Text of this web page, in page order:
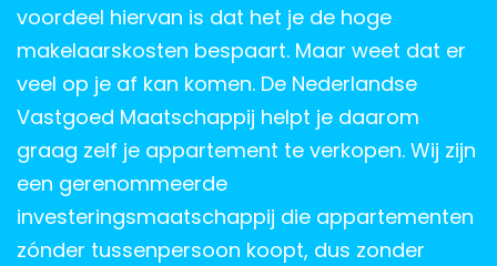
voordeel hiervan is dat het je de hoge
makelaarskosten bespaart. Maar weet dat er
veel op je af kan komen. De Nederlandse
Vastgoed Maatschappij helpt je daarom
graag zelf je appartement te verkopen. Wij zijn
een gerenommeerde
investeringsmaatschappij die appartementen
zónder tussenpersoon koopt, dus zonder